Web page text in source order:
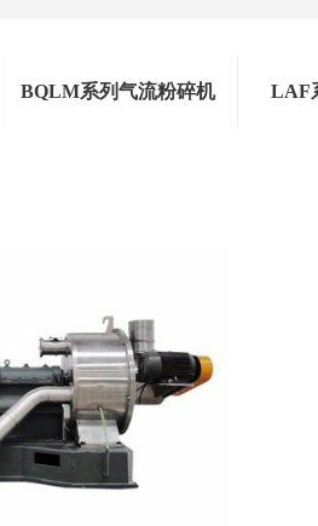
BQLM系列气流粉碎机 LAF